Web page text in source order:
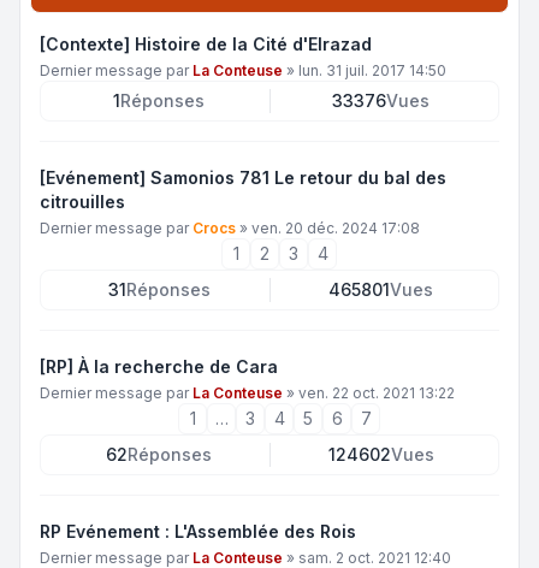
[Contexte] Histoire de la Cité d'Elrazad
Dernier message par La Conteuse » lun. 31 juil. 2017 14:50
1Réponses 33376Vues
[Evénement] Samonios 781 Le retour du bal des
citrouilles
Dernier message par Crocs » ven. 20 déc. 2024 17:08
1 2 3
4
31Réponses 465801Vues
[RP] À la recherche de Cara
Dernier message par La Conteuse » ven. 22 oct. 2021 13:22
1 … 3 4 5 6
7
62Réponses 124602Vues
RP Evénement : L'Assemblée des Rois
Dernier message par La Conteuse » sam. 2 oct. 2021 12:40